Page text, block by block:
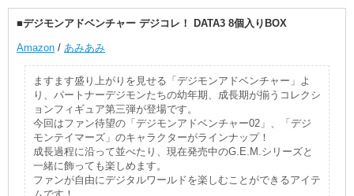
■デジモンアドベンチャー デジコレ！ DATA3 8個入りBOX
Amazon / あみあみ
ますます盛り上がりを見せる「デジモンアドベンチャー」よ
り、パートナーデジモンたちの幼年期、成長期が揃うコレクシ
ョンフィギュア第三弾が登場です。
今回はファン待望の「デジモンアドベンチャー02」、「デジ
モンテイマーズ」のキャラクターがラインナップ！
成長過程に沿って並べたり、現在発売中のG.E.M.シリーズと
一緒に飾っても楽しめます。
ファンが自由にデジタルワールドを楽しむことができるアイテ